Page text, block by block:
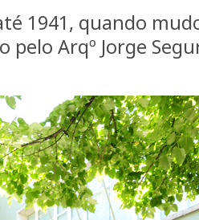
1941, quando
pelo Arqº Jorge